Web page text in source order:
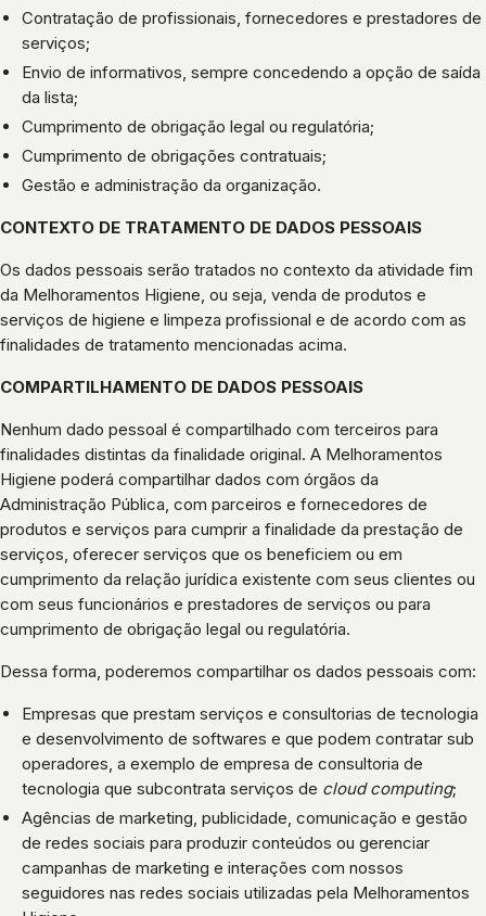
Contratação de profissionais, fornecedores e prestadores de
serviços;
Envio de informativos, sempre concedendo a opção de saída
da lista;
Cumprimento de obrigação legal ou regulatória;
Cumprimento de obrigações contratuais;
Gestão e administração da organização.
CONTEXTO DE TRATAMENTO DE DADOS PESSOAIS
Os dados pessoais serão tratados no contexto da atividade fim
da Melhoramentos Higiene, ou seja, venda de produtos e
serviços de higiene e limpeza profissional e de acordo com as
finalidades de tratamento mencionadas acima.
COMPARTILHAMENTO DE DADOS PESSOAIS
Nenhum dado pessoal é compartilhado com terceiros para
finalidades distintas da finalidade original. A Melhoramentos
Higiene poderá compartilhar dados com órgãos da
Administração Pública, com parceiros e fornecedores de
produtos e serviços para cumprir a finalidade da prestação de
serviços, oferecer serviços que os beneficiem ou em
cumprimento da relação jurídica existente com seus clientes ou
com seus funcionários e prestadores de serviços ou para
cumprimento de obrigação legal ou regulatória.
Dessa forma, poderemos compartilhar os dados pessoais com:
Empresas que prestam serviços e consultorias de tecnologia
e desenvolvimento de softwares e que podem contratar sub
operadores, a exemplo de empresa de consultoria de
tecnologia que subcontrata serviços de cloud computing;
Agências de marketing, publicidade, comunicação e gestão
de redes sociais para produzir conteúdos ou gerenciar
campanhas de marketing e interações com nossos
seguidores nas redes sociais utilizadas pela Melhoramentos